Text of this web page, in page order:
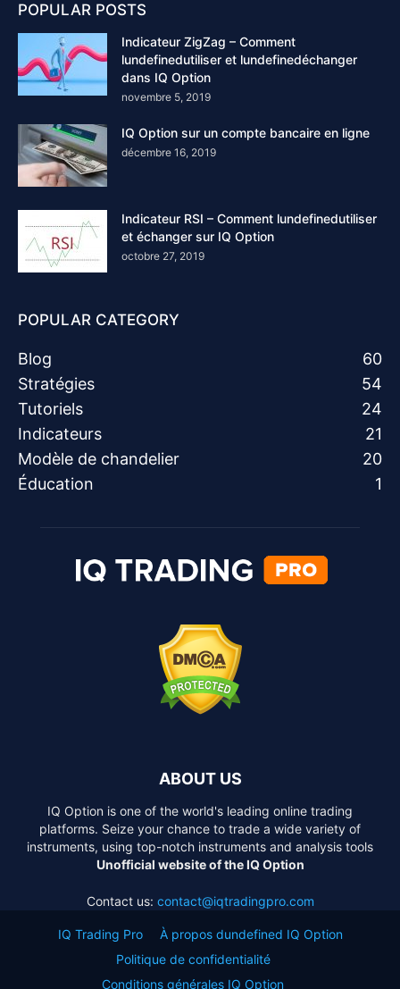
POPULAR POSTS
Indicateur ZigZag – Comment
lundefinedutiliser et lundefinedéchanger
dans IQ Option
novembre 5, 2019
IQ Option sur un compte bancaire en ligne
décembre 16, 2019
Indicateur RSI – Comment lundefinedutiliser
et échanger sur IQ Option
octobre 27, 2019
POPULAR CATEGORY
Blog
60
Stratégies
54
Tutoriels
24
Indicateurs
21
Modèle de chandelier
20
Éducation
1
ABOUT US
IQ Option is one of the world's leading online trading
platforms. Seize your chance to trade a wide variety of
instruments, using top-notch instruments and analysis tools
Unofficial website of the IQ Option
Contact us: contact@iqtradingpro.com
IQ Trading Pro
À propos dundefined IQ Option
Politique de confidentialité
Conditions générales IQ Option